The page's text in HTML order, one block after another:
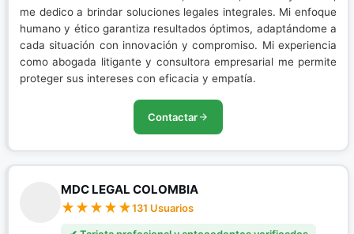
me dedico a brindar soluciones legales integrales. Mi enfoque
humano y ético garantiza resultados óptimos, adaptándome a
cada situación con innovación y compromiso. Mi experiencia
como abogada litigante y consultora empresarial me permite
proteger sus intereses con eficacia y empatía.
Contactar
MDC LEGAL COLOMBIA
131 Usuarios